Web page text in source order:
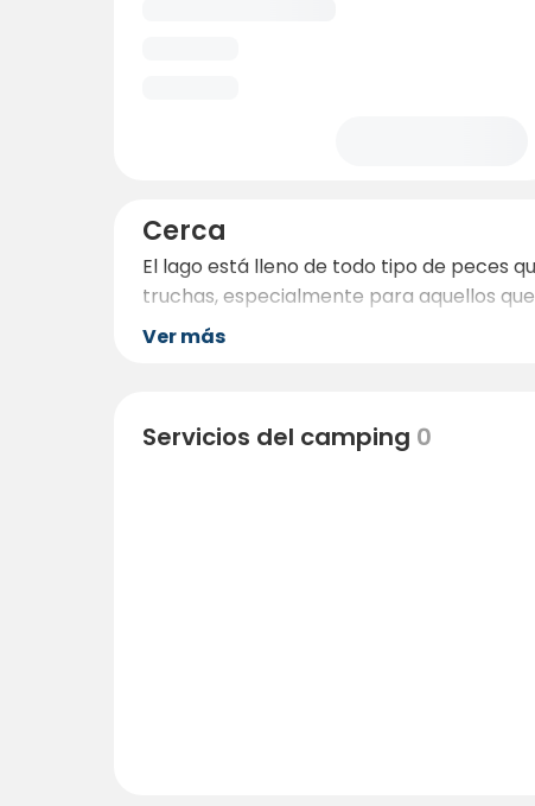
Cerca
El lago está lleno de todo tipo de peces
truchas, especialmente para aquellos
Ver más
Servicios del camping 0